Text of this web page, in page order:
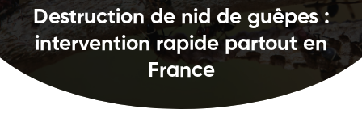
Destruction de nid de guêpes :
intervention rapide partout en
France